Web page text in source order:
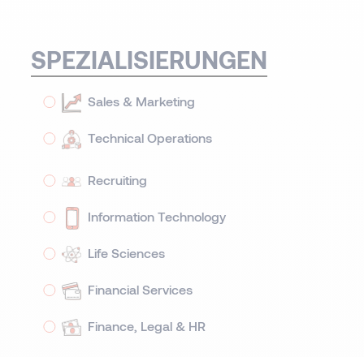
SPEZIALISIERUNGEN
Sales & Marketing
Technical Operations
Recruiting
Information Technology
Life Sciences
Financial Services
Finance, Legal & HR